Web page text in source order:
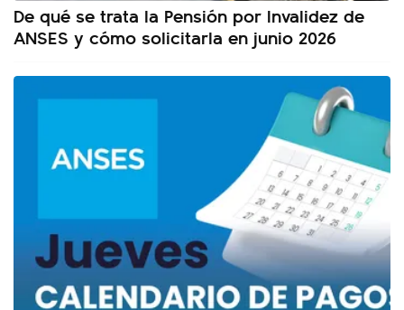
De qué se trata la Pensión por Invalidez de
ANSES y cómo solicitarla en junio 2026